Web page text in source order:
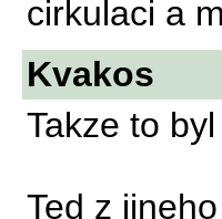
cirkulaci a
Kvakos
Takze to
Ted z